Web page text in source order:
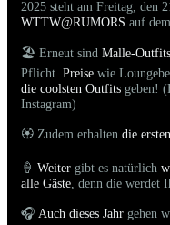
2025 steht am Freitag, den
WTTW@RUMORS auf
🏖️ Erneut sind Malle-Outfits
Pflicht. Preise wie
die coolsten Outfits geben!
Instagram)
🏵️ Zudem erhalten die
🍦 Weiter gibt es natürlich
alle Gäste , denn die werdet
🎧 Auch dieses Jahr gehen